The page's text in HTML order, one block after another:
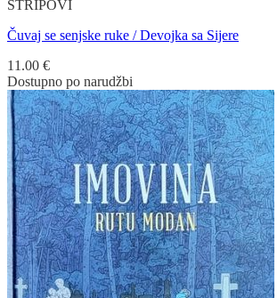
STRIPOVI
Čuvaj se senjske ruke / Devojka sa Sijere
11.00 €
Dostupno po narudžbi